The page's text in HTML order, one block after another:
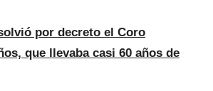
por decreto el Coro
que llevaba casi 60 años de